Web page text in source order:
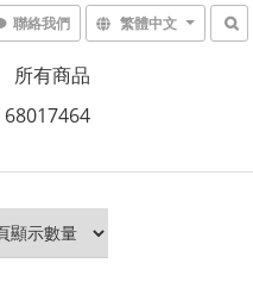
聯絡我們 繁體中文
所有商品